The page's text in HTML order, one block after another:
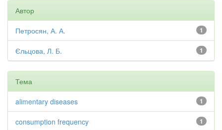
Автор
1
Петросян, А. А.
1
Єльцова, Л. Б.
Тема
1
alimentary diseases
1
consumption frequency